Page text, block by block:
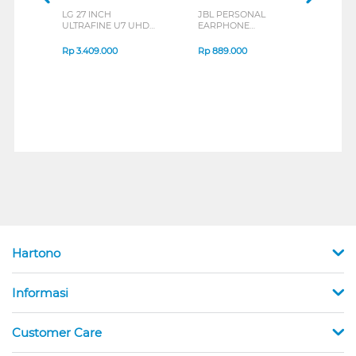
LG 27 INCH
ULTRAFINE U7 UHD
B_G3
Rp3.409.000
JBL PERSONAL
EARPHONE
SERIES
Rp889.000
Hartono
Informasi
Customer Care